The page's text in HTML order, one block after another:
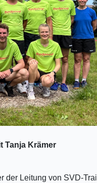
Tanja Krämer
Leitung von SVD-